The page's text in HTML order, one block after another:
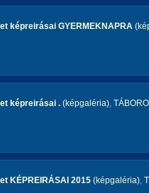
képreirásai GYERMEKNAPRA
képreirásai . (képgaléria),
KÉPREIRÁSAI 2015 (képgaléria),